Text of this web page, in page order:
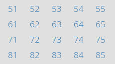
51
52 53 54 55
61
62 63 64 65
71
72 73 74 75
81
82 83 84 85